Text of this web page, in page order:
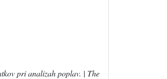
pri analizah poplav. | The